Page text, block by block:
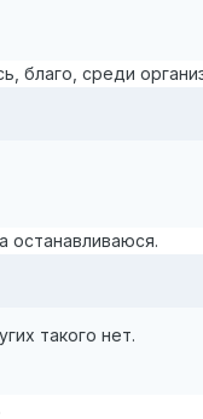
благо, среди
останавливаюся.
такого нет.